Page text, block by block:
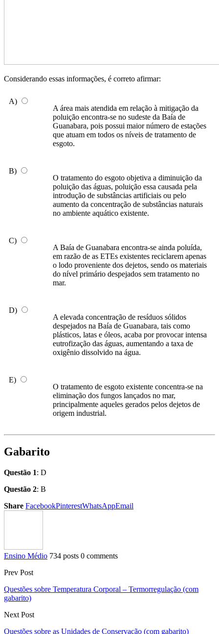
Considerando essas informações, é correto afirmar:
A)
A área mais atendida em relação à mitigação da
poluição encontra-se no sudeste da Baía de
Guanabara, pois possui maior número de estações
que atuam em todos os níveis de tratamento de
esgoto.
B)
O tratamento do esgoto objetiva a diminuição da
poluição das águas, poluição essa causada pela
introdução de substâncias artificiais ou pelo
aumento da concentração de substâncias naturais
no ambiente aquático existente.
C)
A Baía de Guanabara encontra-se ainda poluída,
em razão de as ETEs existentes reciclarem apenas
o lodo proveniente dos dejetos, sendo os materiais
do nível primário despejados sem tratamento no
mar.
D)
A elevada concentração de resíduos sólidos
despejados na Baía de Guanabara, tais como
plásticos, latas e óleos, acaba por provocar intensa
eutrofização das águas, aumentando a taxa de
oxigênio dissolvido na água.
E)
O tratamento de esgoto existente concentra-se na
eliminação dos fungos lançados no mar,
principalmente aqueles gerados pelos dejetos de
origem industrial.
Gabarito
Questão 1: D
Questão 2: B
Share FacebookPinterestWhatsAppEmail
Ensino Médio 734 posts 0 comments
Prev Post
Questões sobre Temperatura Corporal – Termorregulação (com
gabarito)
Next Post
Questões sobre as Unidades de Conservação (com gabarito)